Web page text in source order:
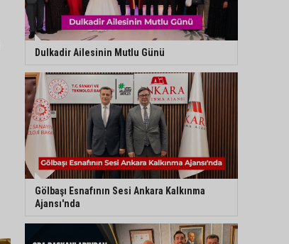
Dulkadir Ailesinin Mutlu Günü
Gölbaşı Esnafının Sesi Ankara Kalkınma
Ajansı'nda